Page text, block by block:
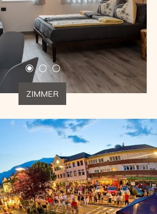
ZIMMER